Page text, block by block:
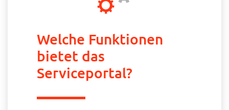
Welche Funktionen
bietet das
Serviceportal?